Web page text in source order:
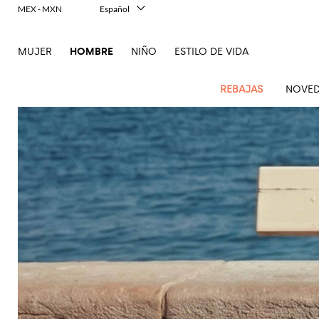
REBAJAS
Novedades
Hombre
Confecciones
contemporáneas
Patrimonio
moderno
Zapatillas
de gran
Prendas
abrigo
Todo
Adidas
Alexander
McQueen
Brunello
Cucinelli
Dolce &
Gabbana
Jw
Anderson
Loewe
Maison
Margiela
Balance
Nike
todo
Alexander
McQueen
Balmain
Bottega
Brunello
Cucinelli
Burberry
Ferragamo
Gucci
Loewe
Maison
Margiela
Saint
Laurent
Thom
todo
Studios
Adidas
Barbour
Belstaff
Company
Carhartt
Marni
Balance
Off-
White
Our
Legacy
Polo
Ralph
Toda
ropa
Americanas
y blazers
Bañador
Camisas
Abrigos
Chaquetas
plumíferos
Pantalón
corto
Polo
Sudaderas
Traje
Camisetas
camisetas
todo
Balmain
Burberry
Etro
Fendi
Saint
Laurent
Browne
todo
Studios
Barbour
Carhartt
Diesel
Dsquared2
Emporio
Todos
bolsos
Bandoleras
Bolsa
Bolsos
trabajo
Mochilas
todo
Bottega
Veneta
Burberry
Fendi
Sander
Saint
todo
Emporio
Armani
Jacquemus
Anderson
Marni
Todos
zapatos
Alpargatas
Mocasines
Sandalias
Mules
Zapatos
cordones
todo
Alexander
McQueen
Bottega
Veneta
Gabbana
Ferragamo
Gucci
todo
Adidas
Autry
Birkenstock
Golden
Goose
Hogan
Marni
Todos
accesorios
Beautycase
Bufandas
Calcetines
Carteras
tarjeteros
Cinturones
Gafas
Gorros y
sombreros
Llaveros
Pajaritas
Relojes
todo
Balenciaga
Bottega
Veneta
Burberry
Fendi
Gucci
Ferragamo
Saint
todo
Carhartt
WIP
Emporio
Armani
Goose
Jacquemus
New
Outlet
Accesorios
Bolsos
Ropa
Zapatos
Dsquared2
Etro
Emporio
Armani
New
Balance
Versace
Jeans
Couture
MUJER HOMBRE NIÑO ESTILO DE VIDA
MEX - MXN
Español
Français
한국어
Русский